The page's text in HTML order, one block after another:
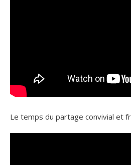
Le temps du partage convivial et